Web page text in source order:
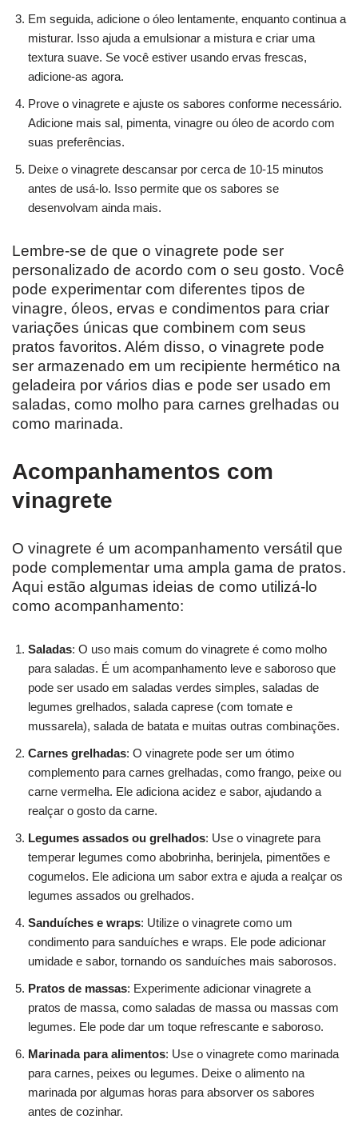
Em seguida, adicione o óleo lentamente, enquanto continua a
misturar. Isso ajuda a emulsionar a mistura e criar uma
textura suave. Se você estiver usando ervas frescas,
adicione-as agora.
Prove o vinagrete e ajuste os sabores conforme necessário.
Adicione mais sal, pimenta, vinagre ou óleo de acordo com
suas preferências.
Deixe o vinagrete descansar por cerca de 10-15 minutos
antes de usá-lo. Isso permite que os sabores se
desenvolvam ainda mais.
Lembre-se de que o vinagrete pode ser
personalizado de acordo com o seu gosto. Você
pode experimentar com diferentes tipos de
vinagre, óleos, ervas e condimentos para criar
variações únicas que combinem com seus
pratos favoritos. Além disso, o vinagrete pode
ser armazenado em um recipiente hermético na
geladeira por vários dias e pode ser usado em
saladas, como molho para carnes grelhadas ou
como marinada.
Acompanhamentos com
vinagrete
O vinagrete é um acompanhamento versátil que
pode complementar uma ampla gama de pratos.
Aqui estão algumas ideias de como utilizá-lo
como acompanhamento:
Saladas: O uso mais comum do vinagrete é como molho
para saladas. É um acompanhamento leve e saboroso que
pode ser usado em saladas verdes simples, saladas de
legumes grelhados, salada caprese (com tomate e
mussarela), salada de batata e muitas outras combinações.
Carnes grelhadas: O vinagrete pode ser um ótimo
complemento para carnes grelhadas, como frango, peixe ou
carne vermelha. Ele adiciona acidez e sabor, ajudando a
realçar o gosto da carne.
Legumes assados ou grelhados: Use o vinagrete para
temperar legumes como abobrinha, berinjela, pimentões e
cogumelos. Ele adiciona um sabor extra e ajuda a realçar os
legumes assados ou grelhados.
Sanduíches e wraps: Utilize o vinagrete como um
condimento para sanduíches e wraps. Ele pode adicionar
umidade e sabor, tornando os sanduíches mais saborosos.
Pratos de massas: Experimente adicionar vinagrete a
pratos de massa, como saladas de massa ou massas com
legumes. Ele pode dar um toque refrescante e saboroso.
Marinada para alimentos: Use o vinagrete como marinada
para carnes, peixes ou legumes. Deixe o alimento na
marinada por algumas horas para absorver os sabores
antes de cozinhar.